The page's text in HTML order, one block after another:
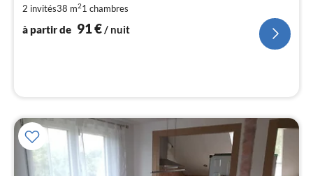
2 invités38 m21 chambres
à partir de 91€ / nuit